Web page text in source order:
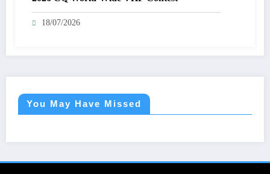
18/07/2026
You May Have Missed